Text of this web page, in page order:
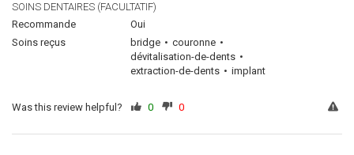
SOINS DENTAIRES (FACULTATIF)
Recommande
Oui
Soins reçus
bridge
couronne
dévitalisation-de-dents
extraction-de-dents
implant
Was this review helpful? 0 0